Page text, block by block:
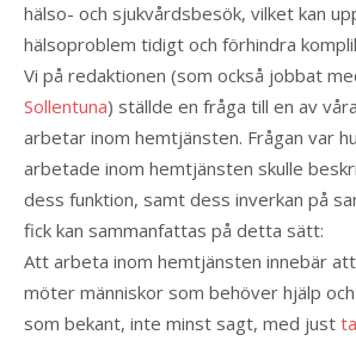
hälso- och sjukvårdsbesök, vilket kan
hälsoproblem tidigt och förhindra
Vi på redaktionen (som också jobbat
Sollentuna) ställde en fråga till en av
arbetar inom hemtjänsten. Frågan var
arbetade inom hemtjänsten skulle
dess funktion, samt dess inverkan på
fick kan sammanfattas på detta sätt:
Att arbeta inom hemtjänsten innebär
möter människor som behöver hjälp
som bekant, inte minst sagt, med just